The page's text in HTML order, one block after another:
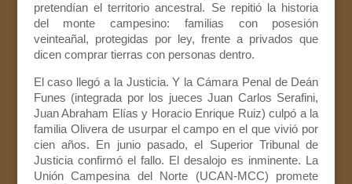
pretendían el territorio ancestral. Se repitió la historia
del monte campesino: familias con posesión
veinteañal, protegidas por ley, frente a privados que
dicen comprar tierras con personas dentro.
El caso llegó a la Justicia. Y la Cámara Penal de Deán
Funes (integrada por los jueces Juan Carlos Serafini,
Juan Abraham Elías y Horacio Enrique Ruiz) culpó a la
familia Olivera de usurpar el campo en el que vivió por
cien años. En junio pasado, el Superior Tribunal de
Justicia confirmó el fallo. El desalojo es inminente. La
Unión Campesina del Norte (UCAN-MCC) promete